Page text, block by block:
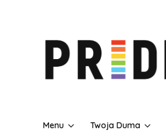
Menu Twoja Duma